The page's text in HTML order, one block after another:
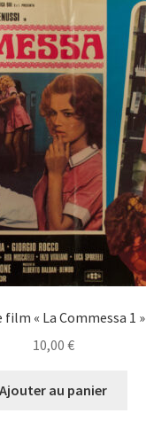
film « La Commessa 1 »
10,00 €
Ajouter au panier